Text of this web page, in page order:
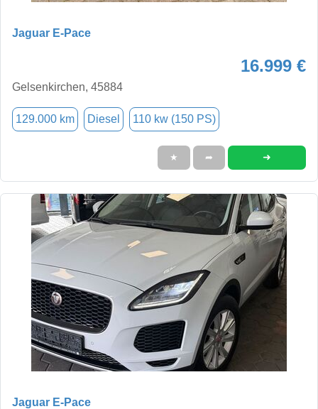
Jaguar E-Pace
16.999 €
Gelsenkirchen, 45884
129.000 km Diesel 110 kw (150 PS)
★ ➦ ➜
Jaguar E-Pace